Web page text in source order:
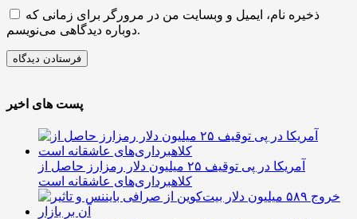
ذخیره نام، ایمیل و وبسایت من در مرورگر برای زمانی که
دوباره دیدگاهی می‌نویسم.
پست های اخیر
آمریکا در پی توقیف ۲۵ میلیون دلار رمزارز حاصل از
کلاهبرداری‌های عاشقانه است